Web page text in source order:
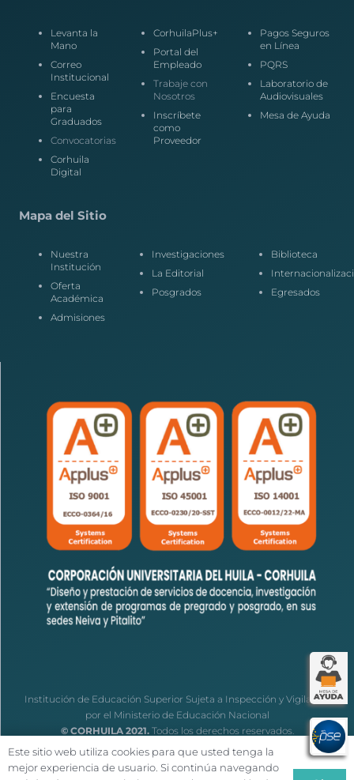
Levanta la
Mano
Correo
Institucional
Encuesta
para
Graduados
Convocatorias
Corhuila
Digital
CorhuilaPlus+
Portal del
Empleado
Trabaje con
Nosotros
Inscríbete
como
Proveedor
Pagos Seguros
en Línea
PQRS
Laboratorio de
Audiovisuales
Mesa de Ayuda
Mapa del Sitio
Nuestra
Institución
Oferta
Académica
Admisiones
Investigaciones
La Editorial
Posgrados
Biblioteca
Egresados
Institución de Educación Superior Sujeta a Inspección y Vigilancia
por el Ministerio de Educación Nacional
© CORHUILA 2021. Todos los derechos reservados.
Este sitio web utiliza cookies para que usted tenga la
mejor experiencia de usuario. Si continúa navegando